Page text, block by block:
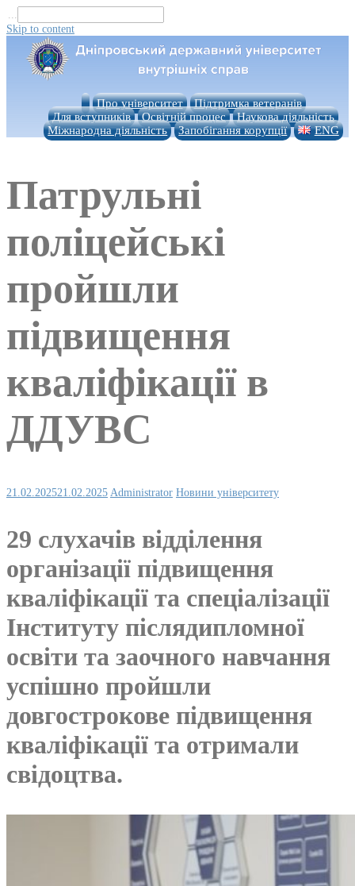
...
Skip to content
Про університет
Підтримка ветеранів
Для вступників
Освітній процес
Наукова діяльність
Міжнародна діяльність
Запобігання корупції ENG
Патрульні
поліцейські
пройшли
підвищення
кваліфікації в
ДДУВС
21.02.202521.02.2025 Administrator Новини університету
29 слухачів відділення
організації підвищення
кваліфікації та спеціалізації
Інституту післядипломної
освіти та заочного навчання
успішно пройшли
довгострокове підвищення
кваліфікації та отримали
свідоцтва.